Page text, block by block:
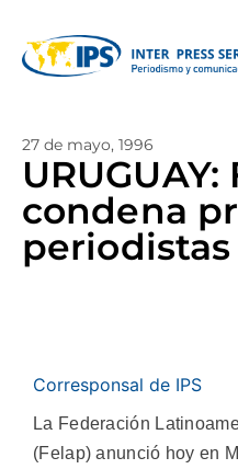
27 de mayo, 1996
URUGUAY:
condena
periodistas
Corresponsal de IPS
La Federación
(Felap) anunció hoy en